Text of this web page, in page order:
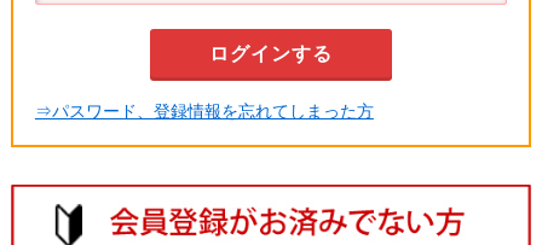
⇒パスワード、登録情報を忘れてしまった方